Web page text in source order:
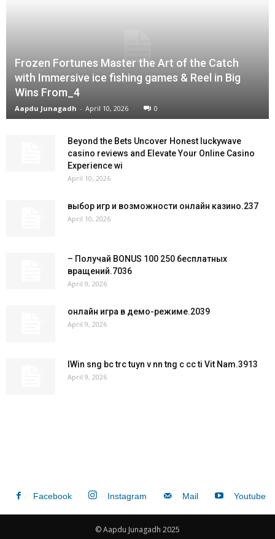
Frozen Fortunes Master the Art of the Catch
with Immersive ice fishing games & Reel in Big
Wins From_4
Aapdu Junagadh - April 10, 2026 0
Beyond the Bets Uncover Honest luckywave
casino reviews and Elevate Your Online Casino
Experience wi
April 10, 2026
выбор игр и возможности онлайн казино.237
April 10, 2026
– Получай BONUS 100 250 бесплатных
вращений.7036
April 9, 2026
онлайн игра в демо-режиме.2039
April 9, 2026
IWin sng bc trc tuyn v nn tng c cc ti Vit Nam.3913
April 9, 2026
Facebook Instagram Mail Youtube
© Aapdu Junagadh 2025